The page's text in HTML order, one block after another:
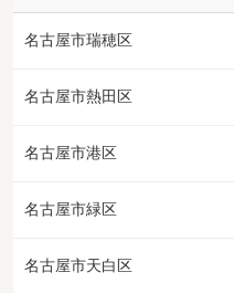
名古屋市瑞穂区
名古屋市熱田区
名古屋市港区
名古屋市緑区
名古屋市天白区